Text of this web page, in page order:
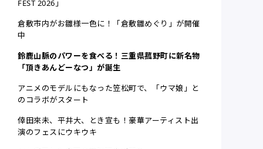
FEST 2026」
倉敷市内がお雛様一色に！「倉敷雛めぐり」が開催
中
鈴鹿山脈のパワーを食べる！三重県菰野町に新名物
「頂きあんどーなつ」が誕生
アニメのモデルにもなった笠松町で、「ウマ娘」と
のコラボがスタート
倖田來未、平井大、とき宣も！豪華アーティスト出
演のフェスにウキウキ